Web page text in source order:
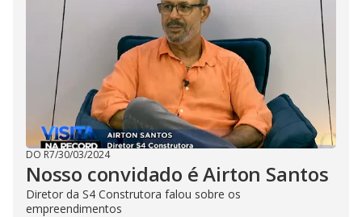
DO R7/30/03/2024
Nosso convidado é Airton Santos
Diretor da S4 Construtora falou sobre os
empreendimentos